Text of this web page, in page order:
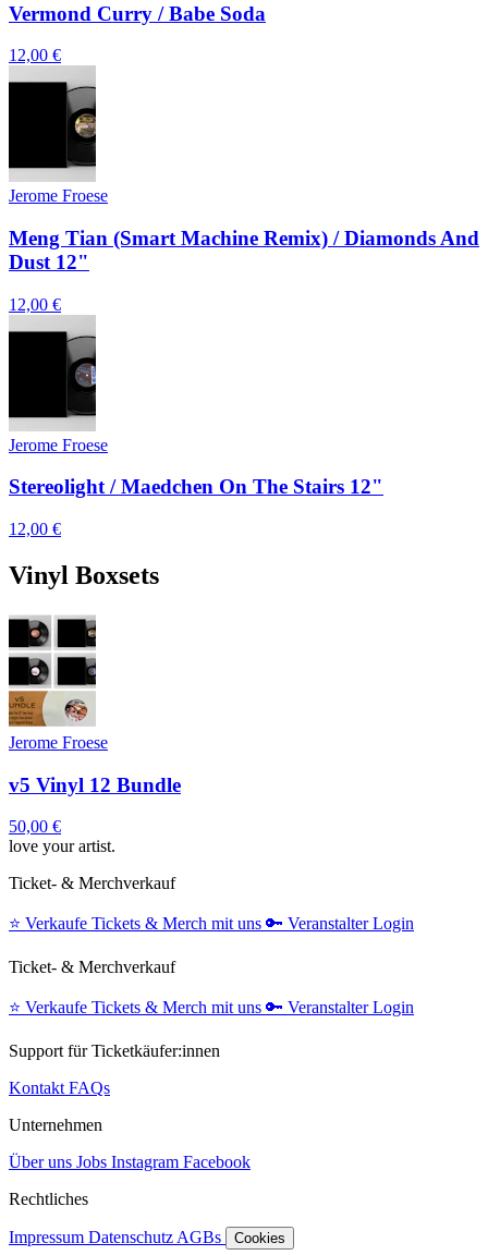
Vermond Curry / Babe Soda
12,00 €
Jerome Froese
Meng Tian (Smart Machine Remix) / Diamonds And
Dust 12"
12,00 €
Jerome Froese
Stereolight / Maedchen On The Stairs 12"
12,00 €
Vinyl Boxsets
Jerome Froese
v5 Vinyl 12 Bundle
50,00 €
love your artist.
Ticket- & Merchverkauf
⭐️ Verkaufe Tickets & Merch mit uns 🔑 Veranstalter Login
Ticket- & Merchverkauf
⭐️ Verkaufe Tickets & Merch mit uns 🔑 Veranstalter Login
Support für Ticketkäufer:innen
Kontakt FAQs
Unternehmen
Über uns Jobs Instagram Facebook
Rechtliches
Impressum Datenschutz AGBs Cookies